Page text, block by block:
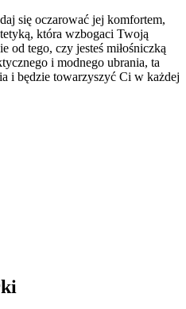
się oczarować jej komfortem,
która wzbogaci Twoją
od tego, czy jesteś miłośniczką
i modnego ubrania, ta
i będzie towarzyszyć Ci w każdej